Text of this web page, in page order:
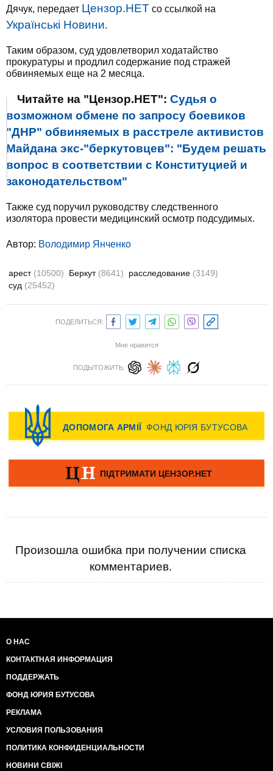
Дячук, передает Цензор.НЕТ со ссылкой на
Українські Новини.
Таким образом, суд удовлетворил ходатайство
прокуратуры и продлил содержание под стражей
обвиняемых еще на 2 месяца.
Читайте на "Цензор.НЕТ": Судья о
возможном обмене по запросу боевиков
"ДНР" обвиняемых в расстреле активистов
Майдана экс-"беркутовцев": "Будем решать
вопрос в соответствии с Конституцией и
законодательством"
Также суд поручил руководству следственного
изолятора провести медицинский осмотр подсудимых.
Автор: Володимир Янченко
арест (10500) Беркут (8641) расследование (3149)
суд (25452)
ПОДЕЛИТЬСЯ:
Мне нравится
ПОДЫТОЖИТЬ:
Произошла ошибка при получении списка
комментариев.
О НАС
КОНТАКТНАЯ ИНФОРМАЦИЯ
ПОДДЕРЖАТЬ
ФОНД ЮРИЯ БУТУСОВА
РЕКЛАМА
УСЛОВИЯ ПОЛЬЗОВАНИЯ
ПОЛИТИКА КОНФИДЕНЦИАЛЬНОСТИ
НОВИНИ СВІЖІ